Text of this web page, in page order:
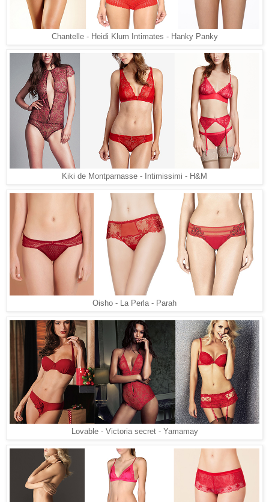
Chantelle - Heidi Klum Intimates - Hanky Panky
Kiki de Montparnasse - Intimissimi - H&M
Oisho - La Perla - Parah
Lovable - Victoria secret - Yamamay